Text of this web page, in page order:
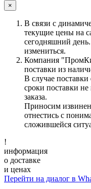
×
В связи с
текущие цены на
сегодняшний
измениться.
Компания
поставки из
В случае поставки
сроки поставки
заказа.
Приносим
отнестись с
сложившейся
!
информация
о доставке
и ценах
Перейти на диалог в